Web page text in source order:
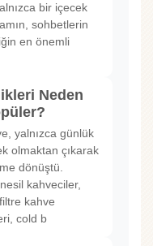
bir içecek
sohbetlerin
en önemli
Neden
yalnızca günlük
olmaktan çıkarak
dönüştü.
kahveciler,
kahve
cold b